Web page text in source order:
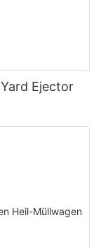
Ejector